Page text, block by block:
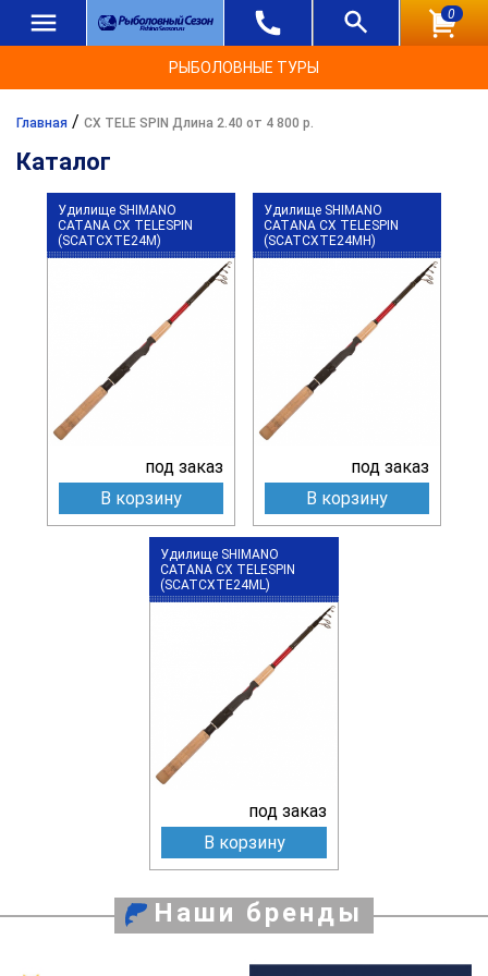
0
РЫБОЛОВНЫЕ ТУРЫ
Главная / CX TELE SPIN Длина 2.40 от 4 800 р.
Каталог
Удилище SHIMANO
CATANA CX TELESPIN
(SCATCXTE24M)
под заказ
В корзину
Удилище SHIMANO
CATANA CX TELESPIN
(SCATCXTE24MH)
под заказ
В корзину
Удилище SHIMANO
CATANA CX TELESPIN
(SCATCXTE24ML)
под заказ
В корзину
Наши бренды